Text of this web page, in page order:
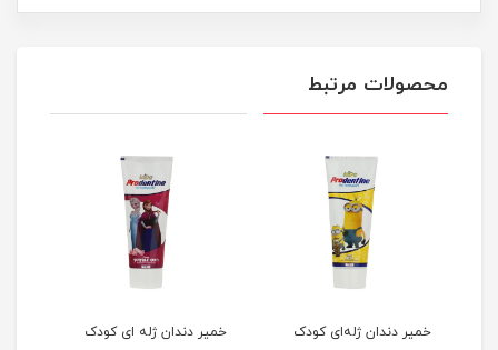
محصولات مرتبط
خمیر دندان ژله‌ای کودک
خمیر دندان ژله ای کودک